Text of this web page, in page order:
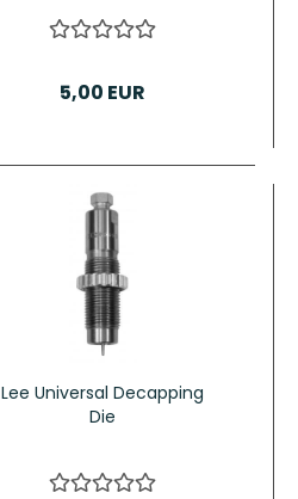
5,00 EUR
Lee Universal Decapping
Die